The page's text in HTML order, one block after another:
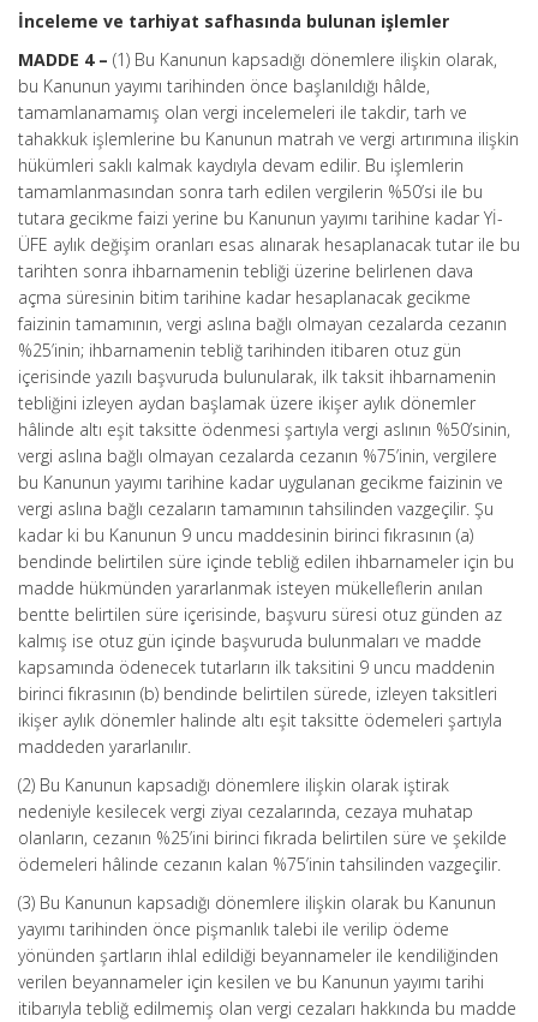
İnceleme ve tarhiyat safhasında bulunan işlemler
MADDE 4 – (1) Bu Kanunun kapsadığı dönemlere ilişkin olarak,
bu Kanunun yayımı tarihinden önce başlanıldığı hâlde,
tamamlanamamış olan vergi incelemeleri ile takdir, tarh ve
tahakkuk işlemlerine bu Kanunun matrah ve vergi artırımına ilişkin
hükümleri saklı kalmak kaydıyla devam edilir. Bu işlemlerin
tamamlanmasından sonra tarh edilen vergilerin %50’si ile bu
tutara gecikme faizi yerine bu Kanunun yayımı tarihine kadar Yİ-
ÜFE aylık değişim oranları esas alınarak hesaplanacak tutar ile bu
tarihten sonra ihbarnamenin tebliği üzerine belirlenen dava
açma süresinin bitim tarihine kadar hesaplanacak gecikme
faizinin tamamının, vergi aslına bağlı olmayan cezalarda cezanın
%25’inin; ihbarnamenin tebliğ tarihinden itibaren otuz gün
içerisinde yazılı başvuruda bulunularak, ilk taksit ihbarnamenin
tebliğini izleyen aydan başlamak üzere ikişer aylık dönemler
hâlinde altı eşit taksitte ödenmesi şartıyla vergi aslının %50’sinin,
vergi aslına bağlı olmayan cezalarda cezanın %75’inin, vergilere
bu Kanunun yayımı tarihine kadar uygulanan gecikme faizinin ve
vergi aslına bağlı cezaların tamamının tahsilinden vazgeçilir. Şu
kadar ki bu Kanunun 9 uncu maddesinin birinci fıkrasının (a)
bendinde belirtilen süre içinde tebliğ edilen ihbarnameler için bu
madde hükmünden yararlanmak isteyen mükelleflerin anılan
bentte belirtilen süre içerisinde, başvuru süresi otuz günden az
kalmış ise otuz gün içinde başvuruda bulunmaları ve madde
kapsamında ödenecek tutarların ilk taksitini 9 uncu maddenin
birinci fıkrasının (b) bendinde belirtilen sürede, izleyen taksitleri
ikişer aylık dönemler halinde altı eşit taksitte ödemeleri şartıyla
maddeden yararlanılır.
(2) Bu Kanunun kapsadığı dönemlere ilişkin olarak iştirak
nedeniyle kesilecek vergi ziyaı cezalarında, cezaya muhatap
olanların, cezanın %25’ini birinci fıkrada belirtilen süre ve şekilde
ödemeleri hâlinde cezanın kalan %75’inin tahsilinden vazgeçilir.
(3) Bu Kanunun kapsadığı dönemlere ilişkin olarak bu Kanunun
yayımı tarihinden önce pişmanlık talebi ile verilip ödeme
yönünden şartların ihlal edildiği beyannameler ile kendiliğinden
verilen beyannameler için kesilen ve bu Kanunun yayımı tarihi
itibarıyla tebliğ edilmemiş olan vergi cezaları hakkında bu madde